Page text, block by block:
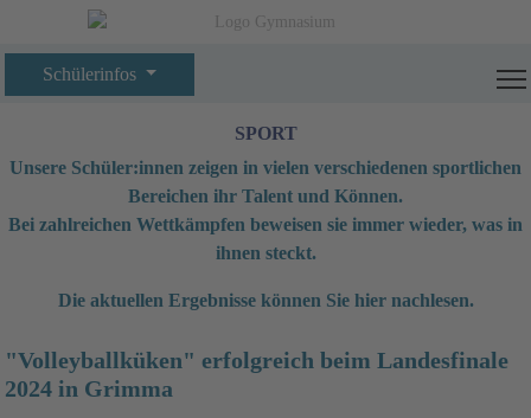
Schülerinfos
SPORT
Unsere Schüler:innen zeigen in vielen verschiedenen sportlichen
Bereichen ihr Talent und Können.
Bei zahlreichen Wettkämpfen beweisen sie immer wieder, was in
ihnen steckt.
Die aktuellen Ergebnisse können Sie hier nachlesen.
"Volleyballküken" erfolgreich beim Landesfinale
2024 in Grimma